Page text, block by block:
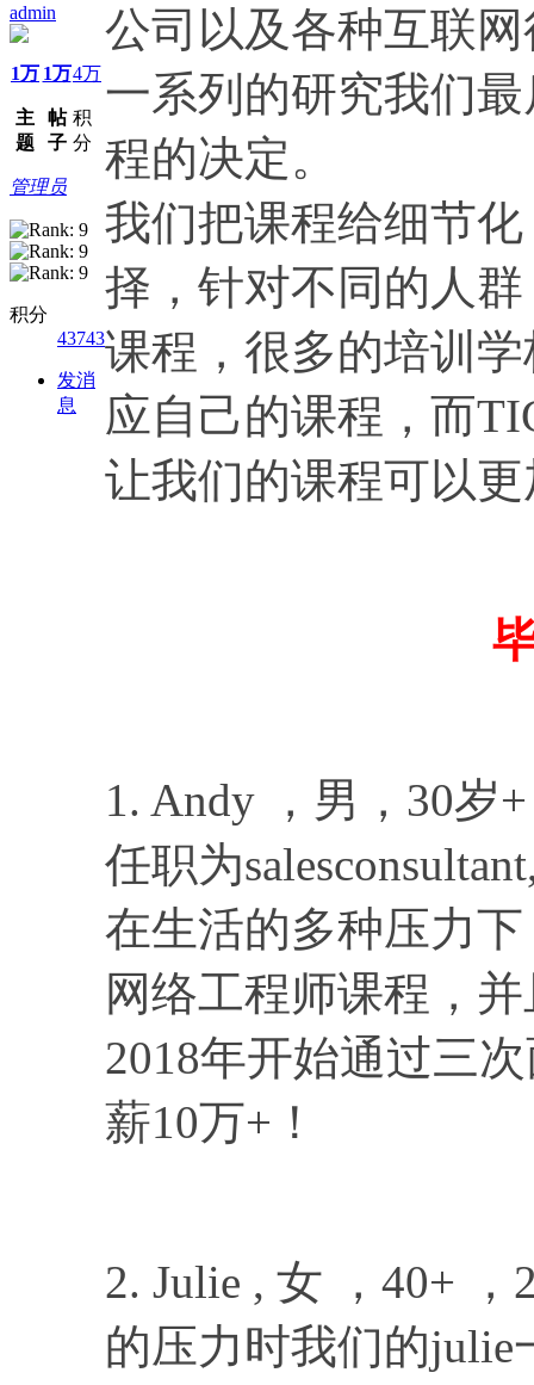
admin
1万
主
题
1万
帖
子
4万
积
分
管理员
积分
43743
发消
息
公司以及各种互联
一系列的研究我们
程的决定。
我们把课程给细节
择，针对不同的人
课程，很多的培训
应自己的课程，而
让我们的课程可以
1. Andy ，男，30岁
任职为
在生活的多种压力
网络工程师课程，
2018年开始通过三
薪10万+！
2. Julie , 女 ，40+
的压力时我们的julie